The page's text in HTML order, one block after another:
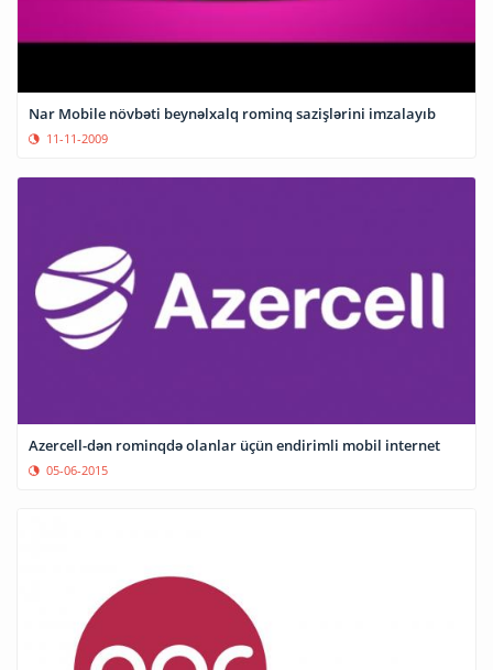
Nar Mobile növbəti beynəlxalq rominq sazişlərini imzalayıb
11-11-2009
Azercell-dən rominqdə olanlar üçün endirimli mobil internet
05-06-2015